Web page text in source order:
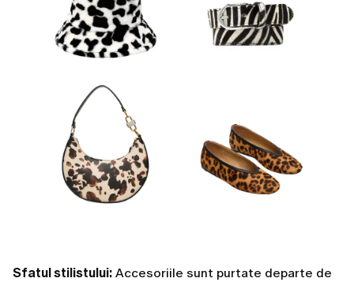
Sfatul stilistului: Accesoriile sunt purtate departe de